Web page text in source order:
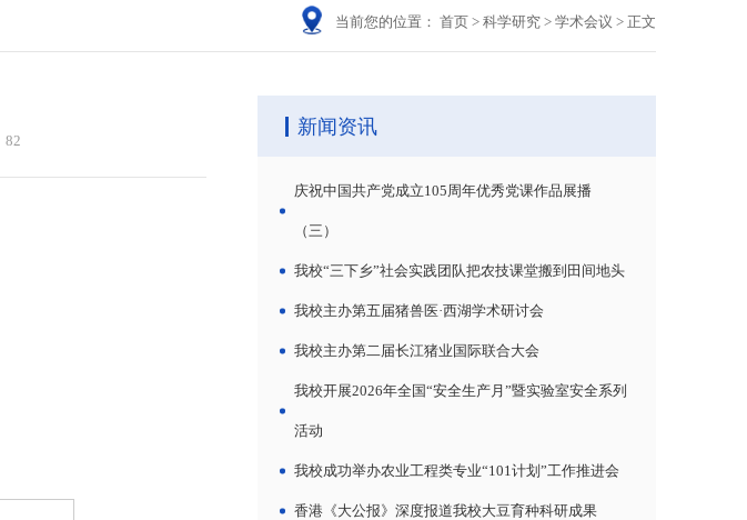
当前您的位置： 首页 > 科学研究 > 学术会议 > 正文
82
新闻资讯
庆祝中国共产党成立105周年优秀党课作品展播
（三）
我校“三下乡”社会实践团队把农技课堂搬到田间地头
我校主办第五届猪兽医·西湖学术研讨会
我校主办第二届长江猪业国际联合大会
我校开展2026年全国“安全生产月”暨实验室安全系列
活动
我校成功举办农业工程类专业“101计划”工作推进会
香港《大公报》深度报道我校大豆育种科研成果